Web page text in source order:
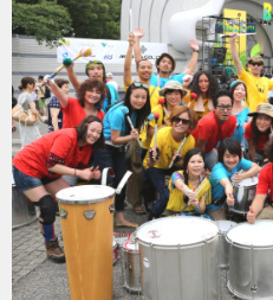
トラ
サッ
ビジ
コ